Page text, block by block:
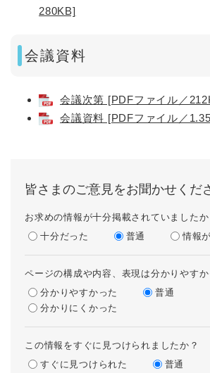
280KB]
会議資料
会議次第 [PDFファイル／
会議資料 [PDFファイル／
皆さまのご意見をお聞かせくだ
お求めの情報が十分掲載されていましたか
十分だった
普通 情報
ページの構成や内容、表現は分かりやすか
分かりやすかった
普通
分かりにくかった
この情報をすぐに見つけられましたか？
すぐに見つけられた
普通